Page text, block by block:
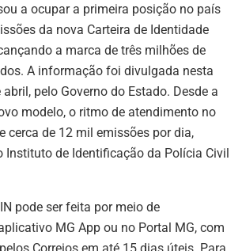
a ocupar a primeira posição no país
da nova Carteira de Identidade
a marca de três milhões de
A informação foi divulgada nesta
pelo Governo do Estado. Desde a
modelo, o ritmo de atendimento no
cerca de 12 mil emissões por dia,
Instituto de Identificação da Polícia Civil
pode ser feita por meio de
MG App ou no Portal MG, com